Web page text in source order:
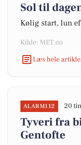
Sol til
Kølig start, lun
Kilde: MET.no
Læs hele
ALARM112 20
Tyveri fra
Gentofte